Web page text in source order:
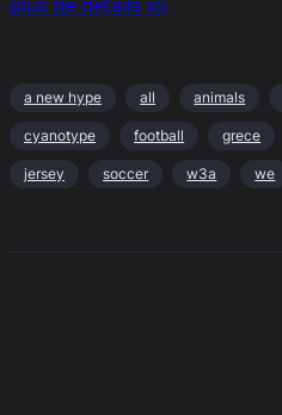
a new hype all animals
cyanotype football grece
jersey soccer w3a we